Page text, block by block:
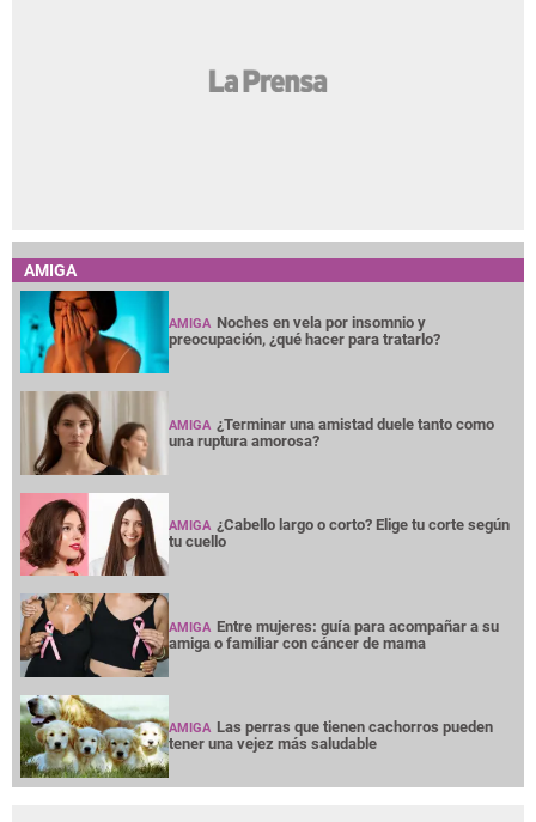
AMIGA
AMIGA Noches en vela por insomnio y
preocupación, ¿qué hacer para tratarlo?
AMIGA ¿Terminar una amistad duele tanto como
una ruptura amorosa?
AMIGA ¿Cabello largo o corto? Elige tu corte según
tu cuello
AMIGA Entre mujeres: guía para acompañar a su
amiga o familiar con cáncer de mama
AMIGA Las perras que tienen cachorros pueden
tener una vejez más saludable